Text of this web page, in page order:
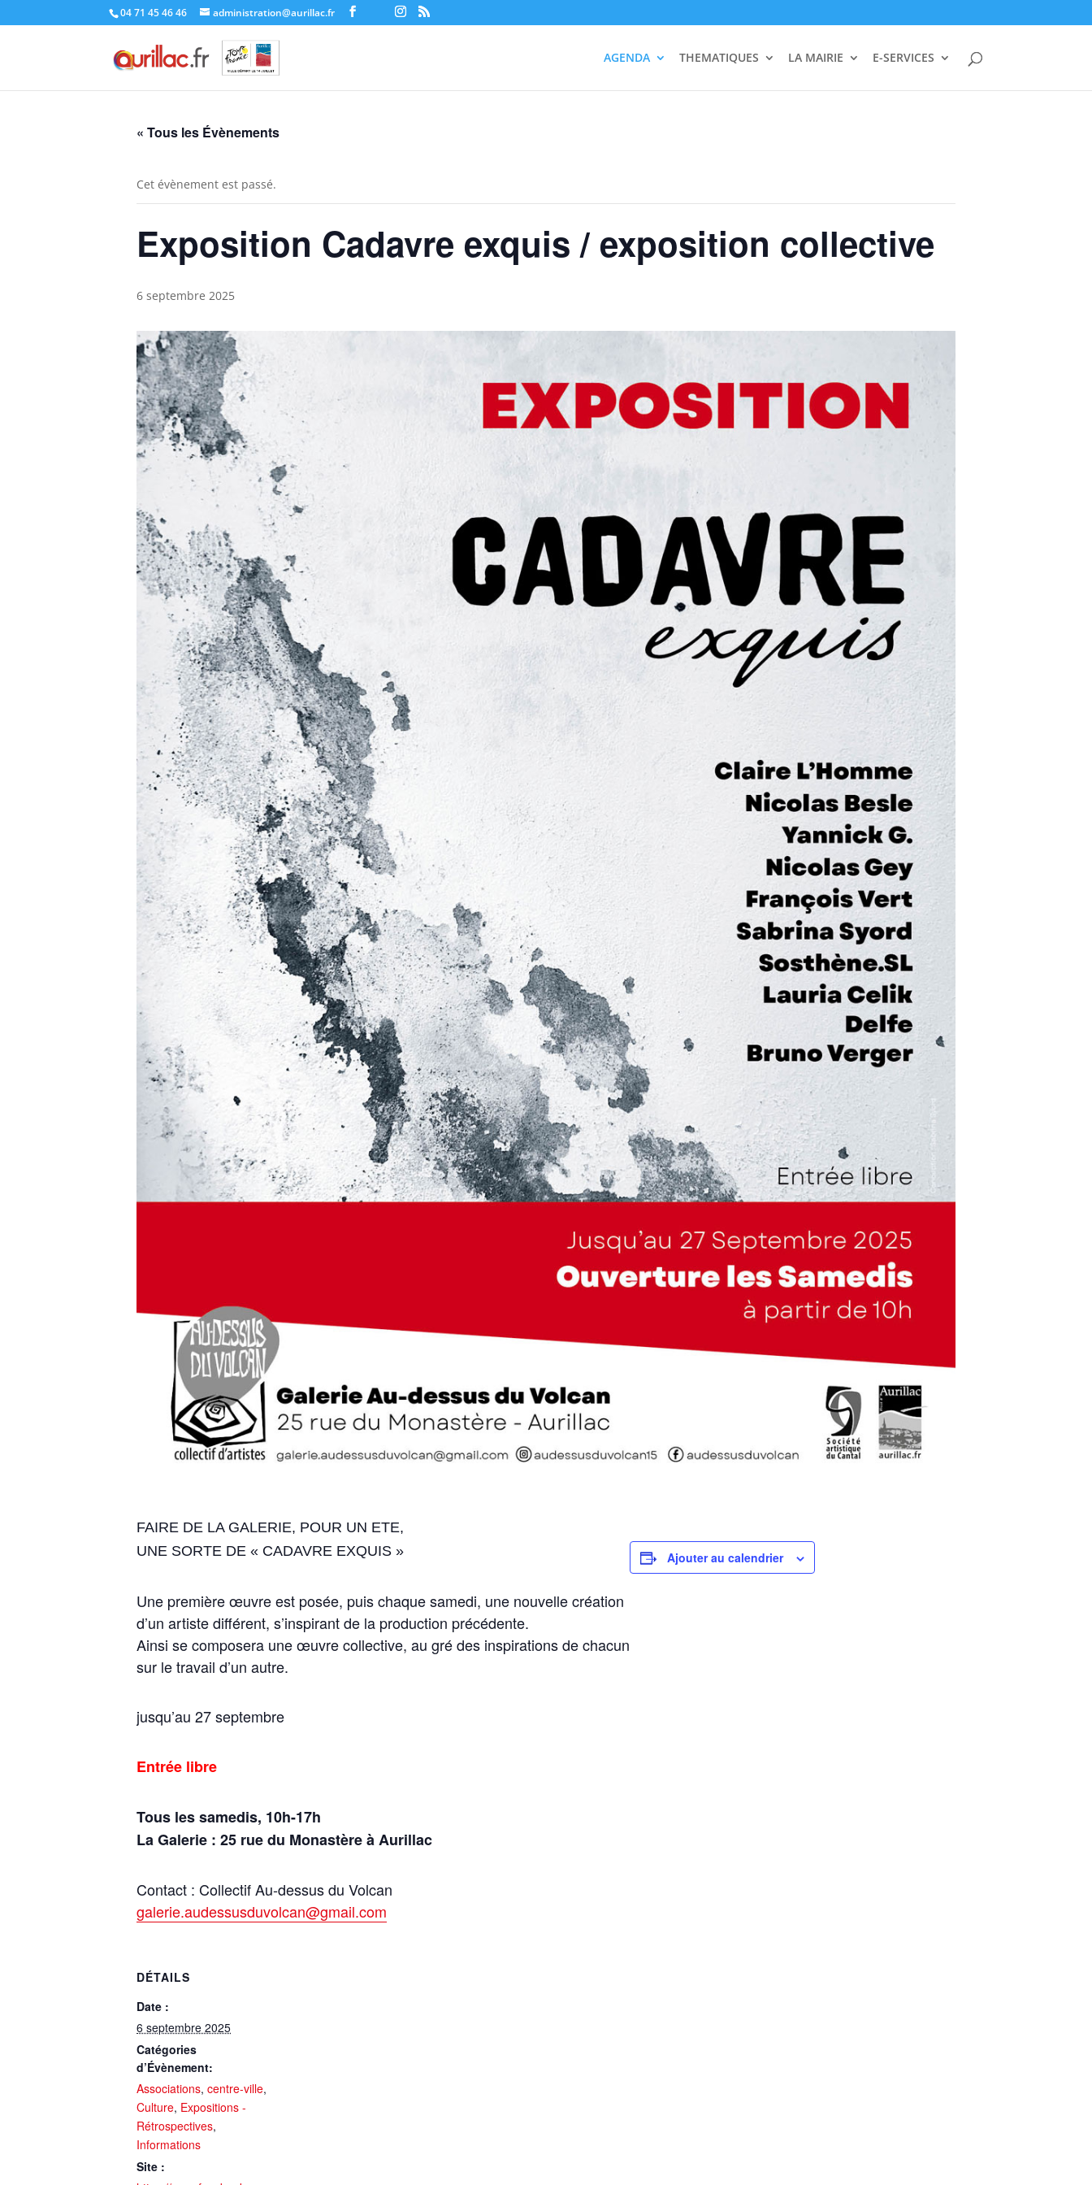
04 71 45 46 46 administration@aurillac.fr
AGENDA THEMATIQUES LA MAIRIE E-SERVICES
« Tous les Évènements
Cet évènement est passé.
Exposition Cadavre exquis / exposition collective
6 septembre 2025
FAIRE DE LA GALERIE, POUR UN ETE,
UNE SORTE DE « CADAVRE EXQUIS »
Une première œuvre est posée, puis chaque samedi, une nouvelle création
d’un artiste différent, s’inspirant de la production précédente.
Ainsi se composera une œuvre collective, au gré des inspirations de chacun
sur le travail d’un autre.
jusqu’au 27 septembre
Entrée libre
Tous les samedis, 10h-17h
La Galerie : 25 rue du Monastère à Aurillac
Contact : Collectif Au-dessus du Volcan
galerie.audessusduvolcan@gmail.com
Ajouter au calendrier
DÉTAILS
Date :
6 septembre 2025
Catégories
d’Évènement:
Associations, centre-ville,
Culture, Expositions -
Rétrospectives,
Informations
Site :